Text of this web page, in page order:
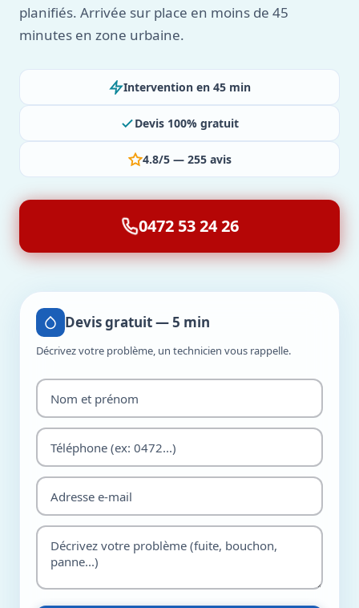
planifiés. Arrivée sur place en moins de 45
minutes en zone urbaine.
Intervention en 45 min
Devis 100% gratuit
4.8/5 — 255 avis
0472 53 24 26
Devis gratuit — 5 min
Décrivez votre problème, un technicien vous rappelle.